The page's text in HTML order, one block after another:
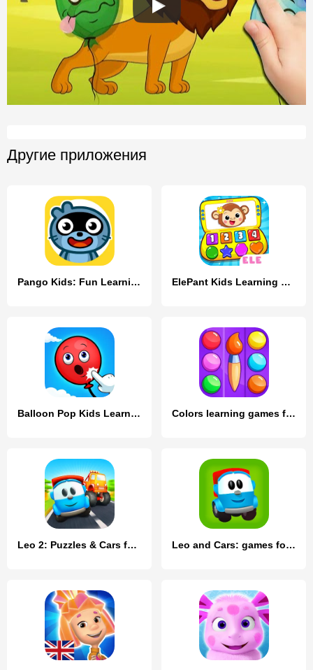
Другие приложения
Pango Kids: Fun Learning Games ElePant Kids Learning Games 2+
Balloon Pop Kids Learning Game Colors learning games for kids
Leo 2: Puzzles & Cars for Kids Leo and Сars: games for kids